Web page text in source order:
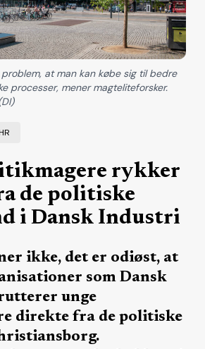
rykker
de politiske
i Dansk Industri
ikke, det er odiøst, at
som Dansk
unge
direkte fra de politiske
at man kan købe sig til bedre
processer, mener magteliteforsker.